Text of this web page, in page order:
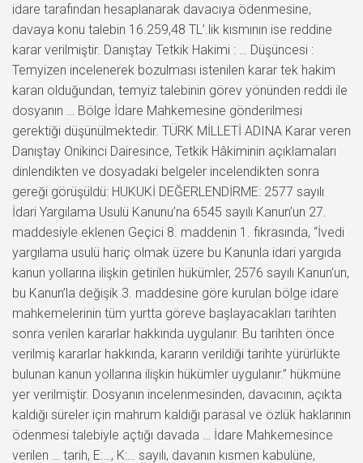
idare tarafından hesaplanarak davacıya ödenmesine,
davaya konu talebin 16.259,48 TL’.lik kısmının ise reddine
karar verilmiştir. Danıştay Tetkik Hakimi : … Düşüncesi :
Temyizen incelenerek bozulması istenilen karar tek hakim
kararı olduğundan, temyiz talebinin görev yönünden reddi ile
dosyanın … Bölge İdare Mahkemesine gönderilmesi
gerektiği düşünülmektedir. TÜRK MİLLETİ ADINA Karar veren
Danıştay Onikinci Dairesince, Tetkik Hâkiminin açıklamaları
dinlendikten ve dosyadaki belgeler incelendikten sonra
gereği görüşüldü: HUKUKİ DEĞERLENDİRME: 2577 sayılı
İdari Yargılama Usulü Kanunu’na 6545 sayılı Kanun’un 27.
maddesiyle eklenen Geçici 8. maddenin 1. fıkrasında, “İvedi
yargılama usulü hariç olmak üzere bu Kanunla idari yargıda
kanun yollarına ilişkin getirilen hükümler, 2576 sayılı Kanun’un,
bu Kanun’la değişik 3. maddesine göre kurulan bölge idare
mahkemelerinin tüm yurtta göreve başlayacakları tarihten
sonra verilen kararlar hakkında uygulanır. Bu tarihten önce
verilmiş kararlar hakkında, kararın verildiği tarihte yürürlükte
bulunan kanun yollarına ilişkin hükümler uygulanır.” hükmüne
yer verilmiştir. Dosyanın incelenmesinden, davacının, açıkta
kaldığı süreler için mahrum kaldığı parasal ve özlük haklarının
ödenmesi talebiyle açtığı davada … İdare Mahkemesince
verilen … tarih, E:…, K:… sayılı, davanın kısmen kabulüne,